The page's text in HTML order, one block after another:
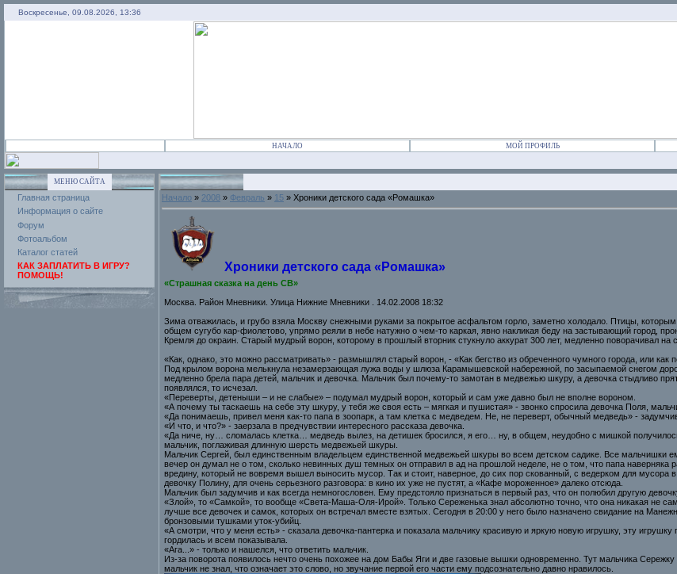
Воскресенье, 09.08.2026, 13:36
НАЧАЛО МОЙ ПРОФИЛЬ
МЕНЮ САЙТА
Главная страница
Информация о сайте
Форум
Фотоальбом
Каталог статей
КАК ЗАПЛАТИТЬ В ИГРУ?
ПОМОЩЬ!
Начало » 2008 » Февраль » 15 » Хроники детского сада «Ромашка»
Хроники детского сада «Ромашка»
«Страшная сказка на день СВ»
Москва. Район Мневники. Улица Нижние Мневники . 14.02.2008 18:32
Зима отважилась, и грубо взяла Москву снежными руками за покрытое асфальтом горло, заметно холодало. Птицы,
общем сугубо кар-фиолетово, упрямо реяли в небе натужно о чем-то каркая, явно накликая беду на застывающий город,
Кремля до окраин. Старый мудрый ворон, которому в прошлый вторник стукнуло аккурат 300 лет, медленно поворачивал на
«Как, однако, это можно рассматривать» - размышлял старый ворон, - «Как бегство из обреченного чумного города, или как
Под крылом ворона мелькнула незамерзающая лужа воды у шлюза Карамышевской набережной, по засыпаемой снегом
медленно брела пара детей, мальчик и девочка. Мальчик был почему-то замотан в медвежью шкуру, а девочка стыдливо
появлялся, то исчезал.
«Переверты, детеныши – и не слабые» – подумал мудрый ворон, который и сам уже давно был не вполне вороном.
«А почему ты таскаешь на себе эту шкуру, у тебя же своя есть – мягкая и пушистая» - звонко спросила девочка Поля,
«Да понимаешь, привел меня как-то папа в зоопарк, а там клетка с медведем. Не, не переверт, обычный медведь» -
«И что, и что?» - заерзала в предчувствии интересного рассказа девочка.
«Да ниче, ну… сломалась клетка… медведь вылез, на детишек бросился, я его… ну, в общем, неудобно с мишкой
мальчик, поглаживая длинную шерсть медвежьей шкуры.
Мальчик Сергей, был единственным владельцем единственной медвежьей шкуры во всем детском садике. Все мальчишки
вечер он думал не о том, сколько невинных душ темных он отправил в ад на прошлой неделе, не о том, что папа наверняка
вредину, который не вовремя вышел выносить мусор. Так и стоит, наверное, до сих пор скованный, с ведерком для мусора
девочку Полину, для очень серьезного разговора: в кино их уже не пустят, а «Кафе мороженное» далеко отсюда.
Мальчик был задумчив и как всегда немногословен. Ему предстояло признаться в первый раз, что он полюбил другую
«Злой», то «Самкой», то вообще «Света-Маша-Оля-Ирой». Только Сереженька знал абсолютно точно, что она никакая не
лучше все девочек и самок, которых он встречал вместе взятых. Сегодня в 20:00 у него было назначено свидание на
бронзовыми тушками уток-убийц.
«А смотри, что у меня есть» - сказала девочка-пантерка и показала мальчику красивую и яркую новую игрушку, эту
гордилась и всем показывала.
«Ага...» - только и нашелся, что ответить мальчик.
Из-за поворота появилось нечто очень похожее на дом Бабы Яги и две газовые вышки одновременно. Тут мальчика Сережку
мальчик не знал, что означает это слово, но звучание первой его части ему подсознательно давно нравилось.